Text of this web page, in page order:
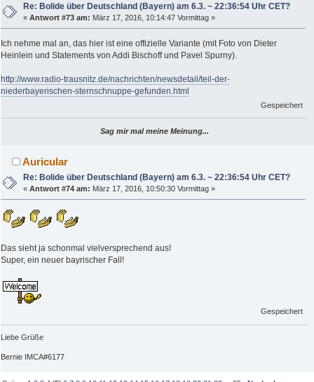
Re: Bolide über Deutschland (Bayern) am 6.3. ~ 22:36:54 Uhr CET?
«Antwort #73 am: März 17, 2016, 10:14:47 Vormittag »
Ich nehme mal an, das hier ist eine offizielle Variante (mit Foto von Dieter
Heinlein und Statements von Addi Bischoff und Pavel Spurny).
http://www.radio-trausnitz.de/nachrichten/newsdetail/teil-der-
niederbayerischen-sternschnuppe-gefunden.html
Gespeichert
Sag mir mal meine Meinung...
Auricular
Re: Bolide über Deutschland (Bayern) am 6.3. ~ 22:36:54 Uhr CET?
«Antwort #74 am: März 17, 2016, 10:50:30 Vormittag »
Das sieht ja schonmal vielversprechend aus!
Super, ein neuer bayrischer Fall!
Gespeichert
Liebe Grüße
Bernie IMCA#6177